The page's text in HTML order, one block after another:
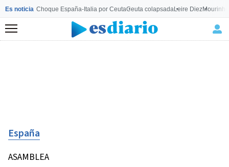
Es noticia Choque España-Italia por CeutaCeuta colapsadaLeire Diez
Menú
España
ASAMBLEA